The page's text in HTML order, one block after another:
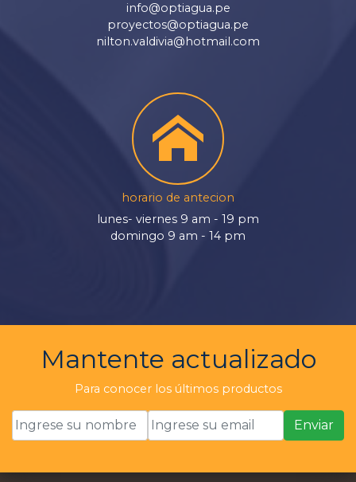
info@optiagua.pe
proyectos@optiagua.pe
nilton.valdivia@hotmail.com
horario de antecion
lunes- viernes 9 am - 19 pm
domingo 9 am - 14 pm
Mantente actualizado
Para conocer los últimos productos
Enviar